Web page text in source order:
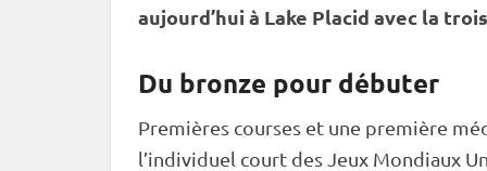
aujourd’hui à Lake Placid avec la
Du bronze pour débuter
Premières courses et une première
l’individuel court des Jeux Mondiaux